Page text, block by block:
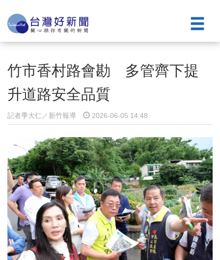
竹市香村路會勘 多管齊下提
升道路安全品質
記者季大仁／新竹報導 2026-06-05 14:48